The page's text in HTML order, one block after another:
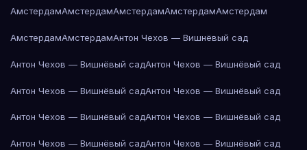
АмстердамАмстердамАмстердамАмстердамАмстердам
АмстердамАмстердамАнтон Чехов — Вишнёвый сад
Антон Чехов — Вишнёвый садАнтон Чехов — Вишнёвый сад
Антон Чехов — Вишнёвый садАнтон Чехов — Вишнёвый сад
Антон Чехов — Вишнёвый садАнтон Чехов — Вишнёвый сад
Антон Чехов — Вишнёвый садАнтон Чехов — Вишнёвый сад